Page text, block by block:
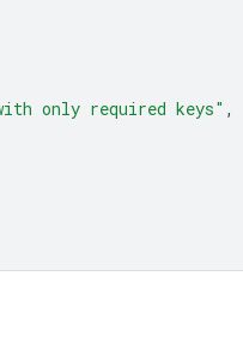
only required keys" ,